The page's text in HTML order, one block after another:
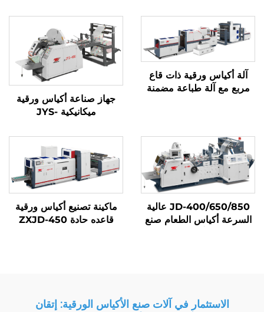
آلة أكياس ورقية ذات قاع
مربع مع آلة طباعة مضمنة
جهاز صناعة أكياس ورقية
ميكانيكية JYS-
JD-400/650/850 عالية
السرعة أكياس الطعام صنع
ماكينة تصنيع أكياس ورقية
قاعده حادة ZXJD-450
الاستثمار في آلات صنع الأكياس الورقية: إتقان